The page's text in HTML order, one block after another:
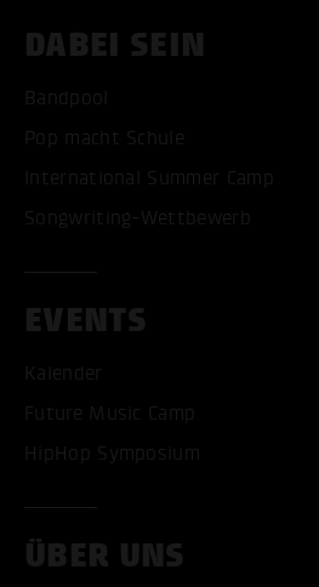
DABEI SEIN
Bandpool
Pop macht Schule
International Summer Camp
Songwriting-Wettbewerb
EVENTS
Kalender
Future Music Camp
HipHop Symposium
ÜBER UNS